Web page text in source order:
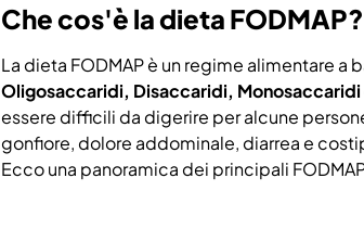
Che cos'è la dieta FODMAP?
La dieta FODMAP è un regime alimentare a
Oligosaccaridi, Disaccaridi, Monosaccaridi
essere difficili da digerire per alcune
gonfiore, dolore addominale, diarrea e
Ecco una panoramica dei principali